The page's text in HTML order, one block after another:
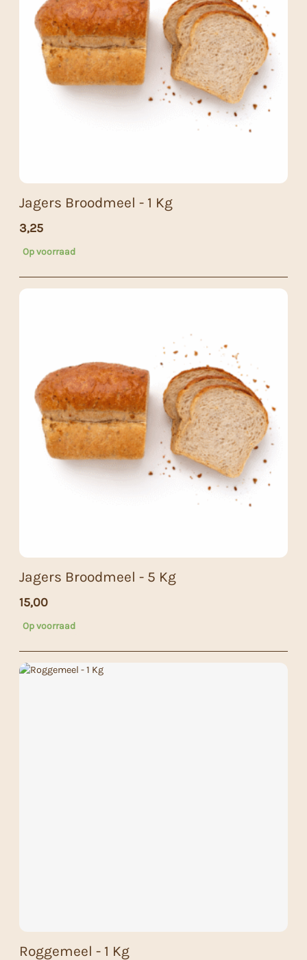
Jagers Broodmeel - 1 Kg
3,25
Op voorraad
Jagers Broodmeel - 5 Kg
15,00
Op voorraad
Roggemeel - 1 Kg